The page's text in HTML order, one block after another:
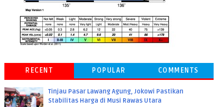
RECENT POPULAR COMMENTS
Tinjau Pasar Lawang Agung, Jokowi Pastikan
Stabilitas Harga di Musi Rawas Utara